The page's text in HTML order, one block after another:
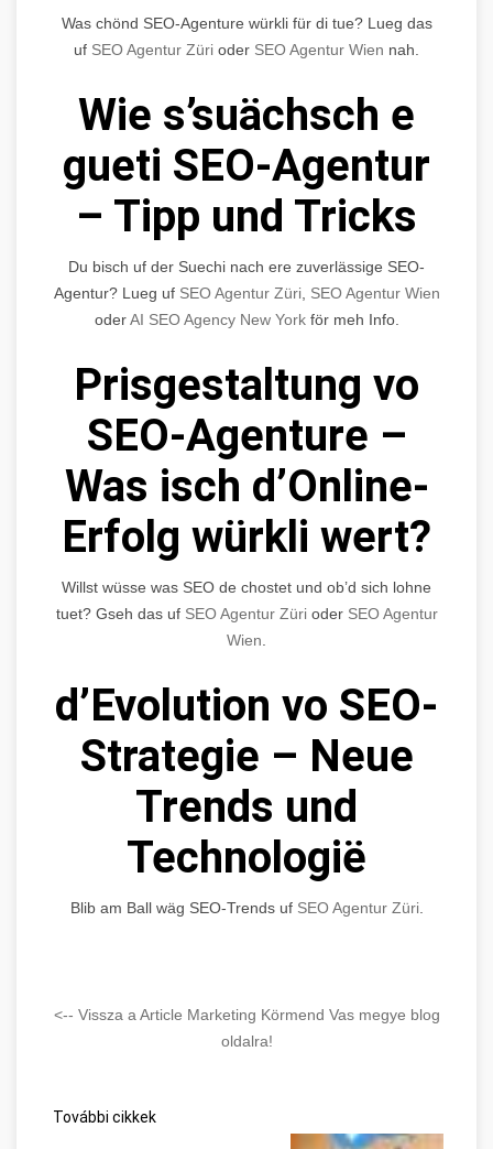
Was chönd SEO-Agenture würkli für di tue? Lueg das
uf SEO Agentur Züri oder SEO Agentur Wien nah.
Wie s’suächsch e
gueti SEO-Agentur
– Tipp und Tricks
Du bisch uf der Suechi nach ere zuverlässige SEO-
Agentur? Lueg uf SEO Agentur Züri, SEO Agentur Wien
oderAI SEO Agency New Yorkför meh Info.
Prisgestaltung vo
SEO-Agenture –
Was isch d’Online-
Erfolg würkli wert?
Willst wüsse was SEO de chostet und ob’d sich lohne
tuet? Gseh das uf SEO Agentur Zürioder SEO Agentur
Wien
d’Evolution vo SEO-
Strategie – Neue
Trends und
Technologië
Blib am Ball wäg SEO-Trends uf SEO Agentur Züri.
<-- Vissza a Article Marketing Körmend Vas megye blog
oldalra!
További cikkek